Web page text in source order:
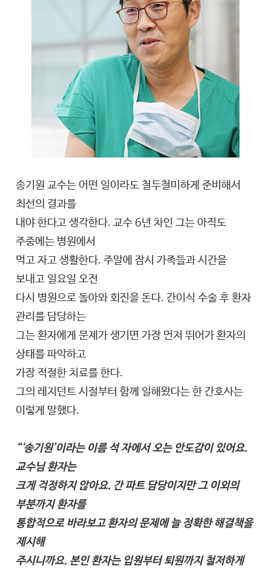
송기원 교수는 어떤 일이라도 철두철미하게 준비해서
최선의 결과를
내야 한다고 생각한다. 교수 6년 차인 그는 아직도
주중에는 병원에서
먹고 자고 생활한다. 주말에 잠시 가족들과 시간을
보내고 일요일 오전
다시 병원으로 돌아와 회진을 돈다. 간이식 수술 후 환자
관리를 담당하는
그는 환자에게 문제가 생기면 가장 먼저 뛰어가 환자의
상태를 파악하고
가장 적절한 치료를 한다.
그의 레지던트 시절부터 함께 일해왔다는 한 간호사는
이렇게 말했다.
“‘송기원’이라는 이름 석 자에서 오는 안도감이 있어요.
교수님 환자는
크게 걱정하지 않아요. 간 파트 담당이지만 그 이외의
부분까지 환자를
통합적으로 바라보고 환자의 문제에 늘 정확한 해결책을
제시해
주시니까요. 본인 환자는 입원부터 퇴원까지 철저하게